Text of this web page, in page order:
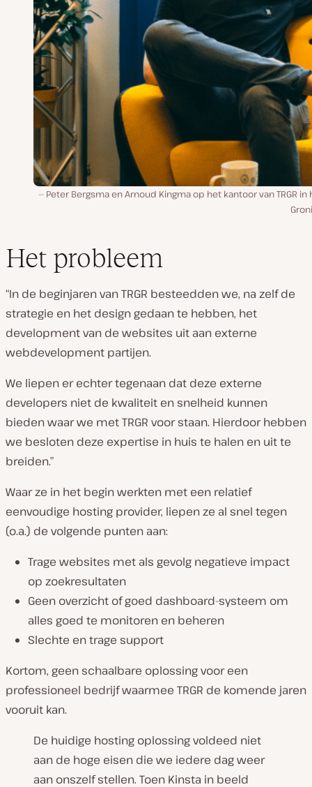
Peter Bergsma en Arnoud Kingma op het kantoor van TRGR in
Het probleem
“In de beginjaren van TRGR besteedden we, na zelf de
strategie en het design gedaan te hebben, het
development van de websites uit aan externe
webdevelopment partijen.
We liepen er echter tegenaan dat deze externe
developers niet de kwaliteit en snelheid kunnen
bieden waar we met TRGR voor staan. Hierdoor hebben
we besloten deze expertise in huis te halen en uit te
breiden.”
Waar ze in het begin werkten met een relatief
eenvoudige hosting provider, liepen ze al snel tegen
(o.a.) de volgende punten aan:
Trage websites met als gevolg negatieve impact
op zoekresultaten
Geen overzicht of goed dashboard-systeem om
alles goed te monitoren en beheren
Slechte en trage support
Kortom, geen schaalbare oplossing voor een
professioneel bedrijf waarmee TRGR de komende jaren
vooruit kan.
De huidige hosting oplossing voldeed niet
aan de hoge eisen die we iedere dag weer
aan onszelf stellen. Toen Kinsta in beeld